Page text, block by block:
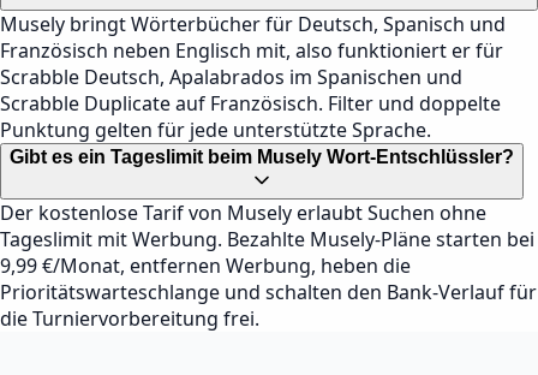
Musely bringt Wörterbücher für Deutsch, Spanisch und
Französisch neben Englisch mit, also funktioniert er für
Scrabble Deutsch, Apalabrados im Spanischen und
Scrabble Duplicate auf Französisch. Filter und doppelte
Punktung gelten für jede unterstützte Sprache.
Gibt es ein Tageslimit beim Musely Wort-Entschlüssler?
Der kostenlose Tarif von Musely erlaubt Suchen ohne
Tageslimit mit Werbung. Bezahlte Musely-Pläne starten bei
9,99 €/Monat, entfernen Werbung, heben die
Prioritätswarteschlange und schalten den Bank-Verlauf für
die Turniervorbereitung frei.